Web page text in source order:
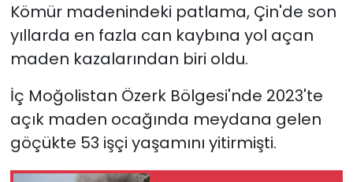
Kömür madenindeki patlama, Çin'de son
yıllarda en fazla can kaybına yol açan
maden kazalarından biri oldu.
İç Moğolistan Özerk Bölgesi'nde 2023'te
açık maden ocağında meydana gelen
göçükte 53 işçi yaşamını yitirmişti.